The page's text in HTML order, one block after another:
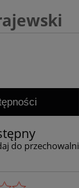
do przechowalni